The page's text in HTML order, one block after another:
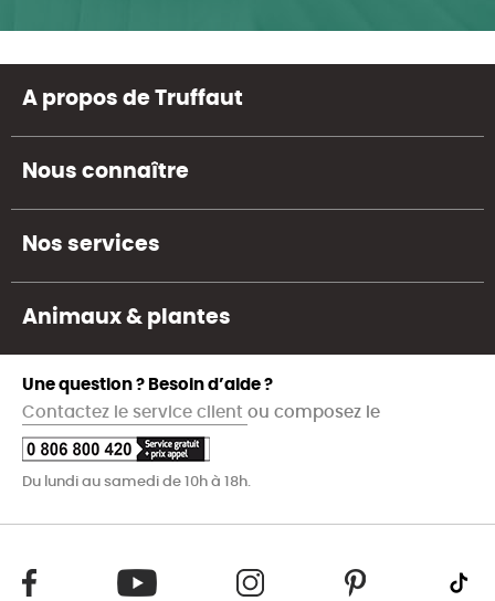
A propos de Truffaut
Nous connaître
Nos services
Animaux & plantes
Une question ? Besoin d’aide ?
Contactez le service client ou composez le
Du lundi au samedi de 10h à 18h.